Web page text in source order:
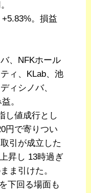
。損益
、NFKホール
ィ、KLab、池
ィシノバ、
。
し値成行とし
円で寄りつい
引が成立した
昇し 13時過ぎ
ま引けた。
下回る場面も